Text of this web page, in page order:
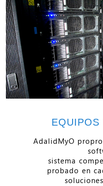
AdalidMyO
sistema
probado en